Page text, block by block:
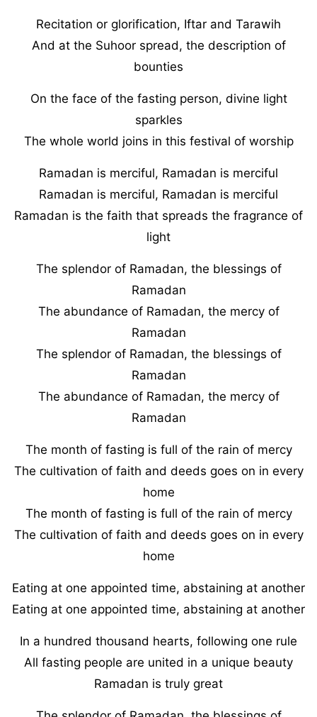
Recitation or glorification, Iftar and Tarawih
And at the Suhoor spread, the description of
bounties
On the face of the fasting person, divine light
sparkles
The whole world joins in this festival of worship
Ramadan is merciful, Ramadan is merciful
Ramadan is merciful, Ramadan is merciful
Ramadan is the faith that spreads the fragrance of
light
The splendor of Ramadan, the blessings of
Ramadan
The abundance of Ramadan, the mercy of
Ramadan
The splendor of Ramadan, the blessings of
Ramadan
The abundance of Ramadan, the mercy of
Ramadan
The month of fasting is full of the rain of mercy
The cultivation of faith and deeds goes on in every
home
The month of fasting is full of the rain of mercy
The cultivation of faith and deeds goes on in every
home
Eating at one appointed time, abstaining at another
Eating at one appointed time, abstaining at another
In a hundred thousand hearts, following one rule
All fasting people are united in a unique beauty
Ramadan is truly great